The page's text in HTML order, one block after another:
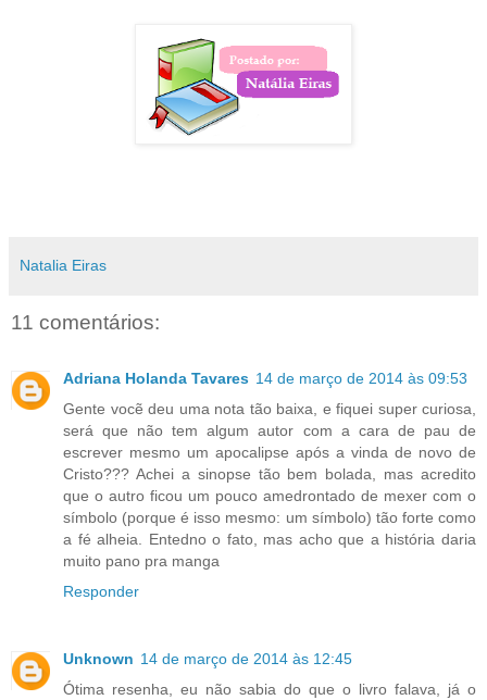
Natalia Eiras
11 comentários:
Adriana Holanda Tavares 14 de março de 2014 às 09:53
Gente vocẽ deu uma nota tão baixa, e fiquei super curiosa,
será que não tem algum autor com a cara de pau de
escrever mesmo um apocalipse após a vinda de novo de
Cristo??? Achei a sinopse tão bem bolada, mas acredito
que o autro ficou um pouco amedrontado de mexer com o
símbolo (porque é isso mesmo: um símbolo) tão forte como
a fé alheia. Entedno o fato, mas acho que a história daria
muito pano pra manga
Responder
Unknown 14 de março de 2014 às 12:45
Ótima resenha, eu não sabia do que o livro falava, já o